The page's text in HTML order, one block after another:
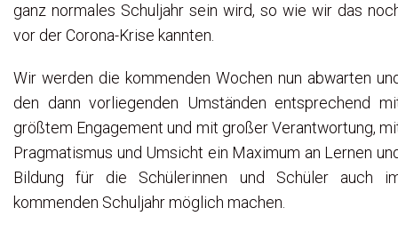
ganz normales Schuljahr sein wird, so wie wir das
vor der Corona-Krise kannten.
Wir werden die kommenden Wochen nun abwarten
den dann vorliegenden Umständen entsprechend
größtem Engagement und mit großer Verantwortung,
Pragmatismus und Umsicht ein Maximum an Lernen
Bildung für die Schülerinnen und Schüler auch
kommenden Schuljahr möglich machen.